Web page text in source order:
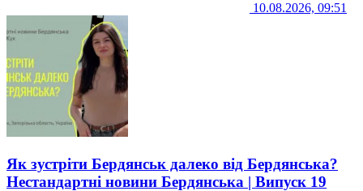
10.08.2026, 09:51
Як зустріти Бердянськ далеко від Бердянська?
Нестандартні новини Бердянська | Випуск 19